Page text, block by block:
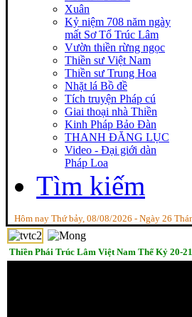
Xuân
Kỷ niệm 708 năm ngày
mất Sơ Tổ Trúc Lâm
Vườn thiền rừng ngọc
Thiền sư Việt Nam
Thiền sư Trung Hoa
Nhặt lá Bồ đề
Tích truyện Pháp cú
Giai thoại nhà Thiền
Kinh Pháp Bảo Đàn
THANH ĐĂNG LỤC
Video - Đại giới dàn
Pháp Loa
Tìm kiếm
Hôm nay Thứ bảy, 08/08/2026 - Ngày 26
Thiền Phái Trúc Lâm Việt Nam Thế Kỷ 20-21